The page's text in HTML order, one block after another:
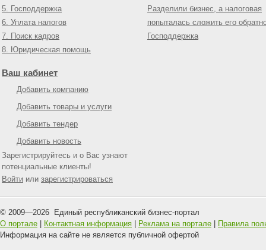
5. Господдержка
6. Уплата налогов
7. Поиск кадров
8. Юридическая помощь
Разделили бизнес, а налоговая
попыталась сложить его
Господдержка
Ваш кабинет
Добавить компанию
Добавить товары и услуги
Добавить тендер
Добавить новость
Зарегистрируйтесь и о Вас узнают
потенциальные клиенты!
Войти или зарегистрироваться
© 2009—2026 Единый республиканский бизнес-портал
О портале
Контактная информация Реклама на портале
Правила
Информация на сайте не является публичной офертой